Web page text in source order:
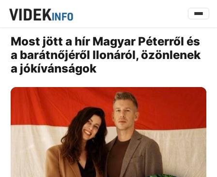
Most jött a hír Magyar Péterről és
a barátnőjéről Ilonáról, özönlenek
a jókívánságok